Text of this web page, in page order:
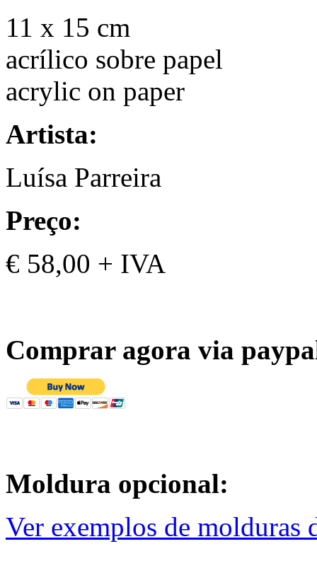
11 x 15 cm
acrílico sobre papel
acrylic on paper
Artista:
Luísa Parreira
Preço:
€ 58,00 + IVA
Comprar agora via
Moldura opcional:
Ver exemplos de molduras